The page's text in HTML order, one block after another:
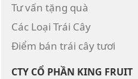
Tư vấn tặng quà
Các Loại Trái Cây
Điểm bán trái cây tươi
CTY CỔ PHẦN KING FRUIT